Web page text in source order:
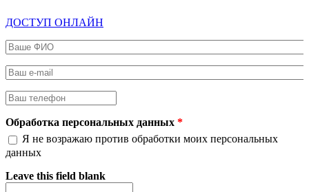
ДОСТУП ОНЛАЙН
Ваше ФИО
Ваш e-mail
Ваш телефон
Обработка персональных данных *
Я не возражаю против обработки моих персональных
данных
Leave this field blank